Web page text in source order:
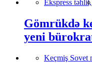
Ekspress təhlil,
Gömrükdə
yeni
Keçmiş Sovet